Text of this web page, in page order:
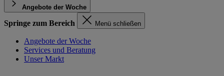
Angebote der Woche
Springe zum Bereich Menü schließen
Angebote der Woche
Services und Beratung
Unser Markt